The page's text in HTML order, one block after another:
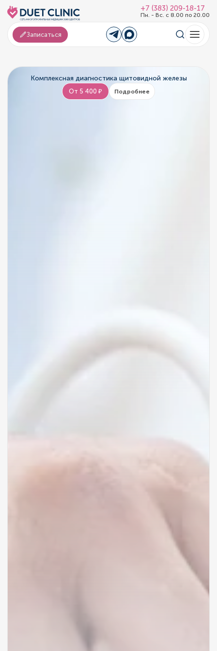
+7 (383) 209-18-17
Пн. - Вс. с 8.00 по 20.00
Записаться
Комплексная диагностика щитовидной железы
От 5 400 ₽ Подробнее